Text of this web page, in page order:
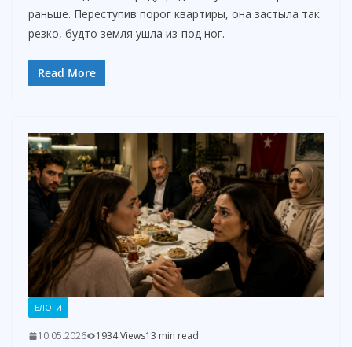
раньше. Переступив порог квартиры, она застыла так
резко, будто земля ушла из-под ног.
Read More
БЛОГИ
10.05.2026 1934 Views13 min read